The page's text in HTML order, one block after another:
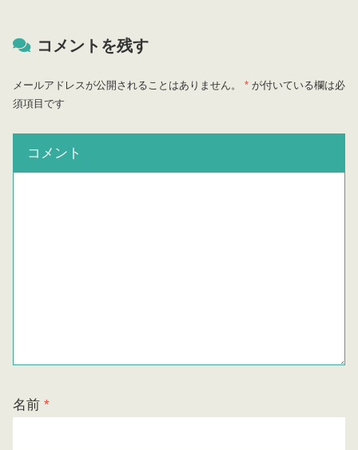
コメントを残す
メールアドレスが公開されることはありません。 * が付いている欄は必
須項目です
コメント
名前 *